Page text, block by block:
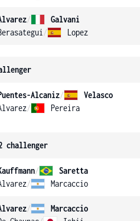
/
Galvani
/ Lopez
Alcaniz/
Velasco
/ Pereira
challenger
/
Saretta
/ Marcaccio
/
Marcaccio